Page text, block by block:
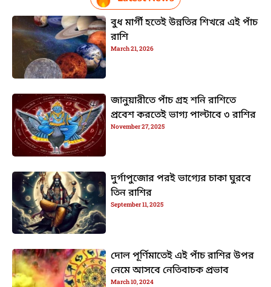
বুধ মার্গী হতেই উন্নতির শিখরে এই পাঁচ
রাশি
March 21, 2026
জানুয়ারীতে পাঁচ গ্রহ শনি রাশিতে
প্রবেশ করতেই ভাগ্য পাল্টাবে ৩ রাশির
November 27, 2025
দুর্গাপুজোর পরই ভাগ্যের চাকা ঘুরবে
তিন রাশির
September 11, 2025
দোল পূর্ণিমাতেই এই পাঁচ রাশির উপর
নেমে আসবে নেতিবাচক প্রভাব
March 10, 2024